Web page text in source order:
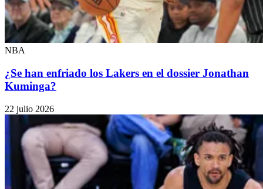
NBA
¿Se han enfriado los Lakers en el dossier Jonathan
Kuminga?
22 julio 2026